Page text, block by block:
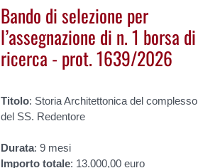
Bando di selezione per
l’assegnazione di n. 1 borsa di
ricerca - prot. 1639/2026
Titolo: Storia Architettonica del complesso
del SS. Redentore
Durata: 9 mesi
Importo totale: 13.000,00 euro